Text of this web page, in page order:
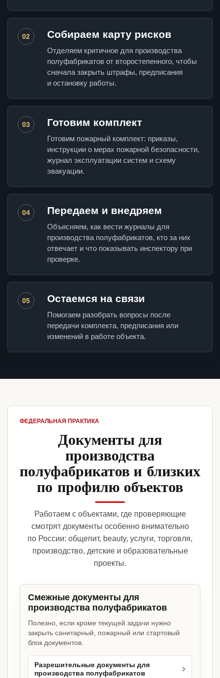
02 Собираем карту рисков
Отделяем критичное для производства
полуфабрикатов от второстепенного, чтобы
сначала закрыть штрафы, предписания
и остановку работы.
03 Готовим комплект
Готовим пожарный комплект: приказы,
инструкции о мерах пожарной безопасности,
журнал эксплуатации систем и схему
эвакуации.
04 Передаем и внедряем
Объясняем, как вести журналы для
производства полуфабрикатов, кто за них
отвечает и что показывать инспектору при
проверке.
05 Остаемся на связи
Помогаем разобрать вопросы после
передачи комплекта, предписания или
изменений в работе объекта.
ФЕДЕРАЛЬНАЯ ПРАКТИКА
Документы для
производства
полуфабрикатов и близких
по профилю объектов
Работаем с объектами, где проверяющие
смотрят документы особенно внимательно
по России: общепит, beauty, услуги, торговля,
производство, детские и образовательные
проекты.
Смежные документы для
производства полуфабрикатов
Полезно, если кроме текущей задачи нужно
закрыть санитарный, пожарный или стартовый
блок документов.
Разрешительные документы для
производства полуфабрикатов